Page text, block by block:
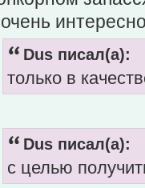
Dus писал(а):
только в
Dus писал(а):
с целью